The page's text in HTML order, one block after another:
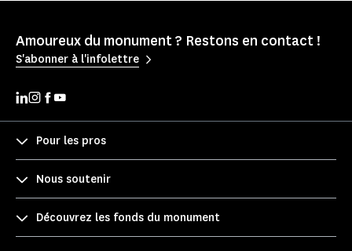
Amoureux du monument ? Restons en contact !
S'abonner à l'infolettre
Pour les pros
Nous soutenir
Découvrez les fonds du monument